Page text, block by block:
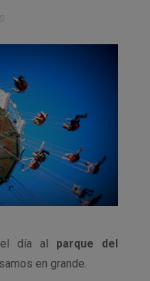
día al parque del
en grande.